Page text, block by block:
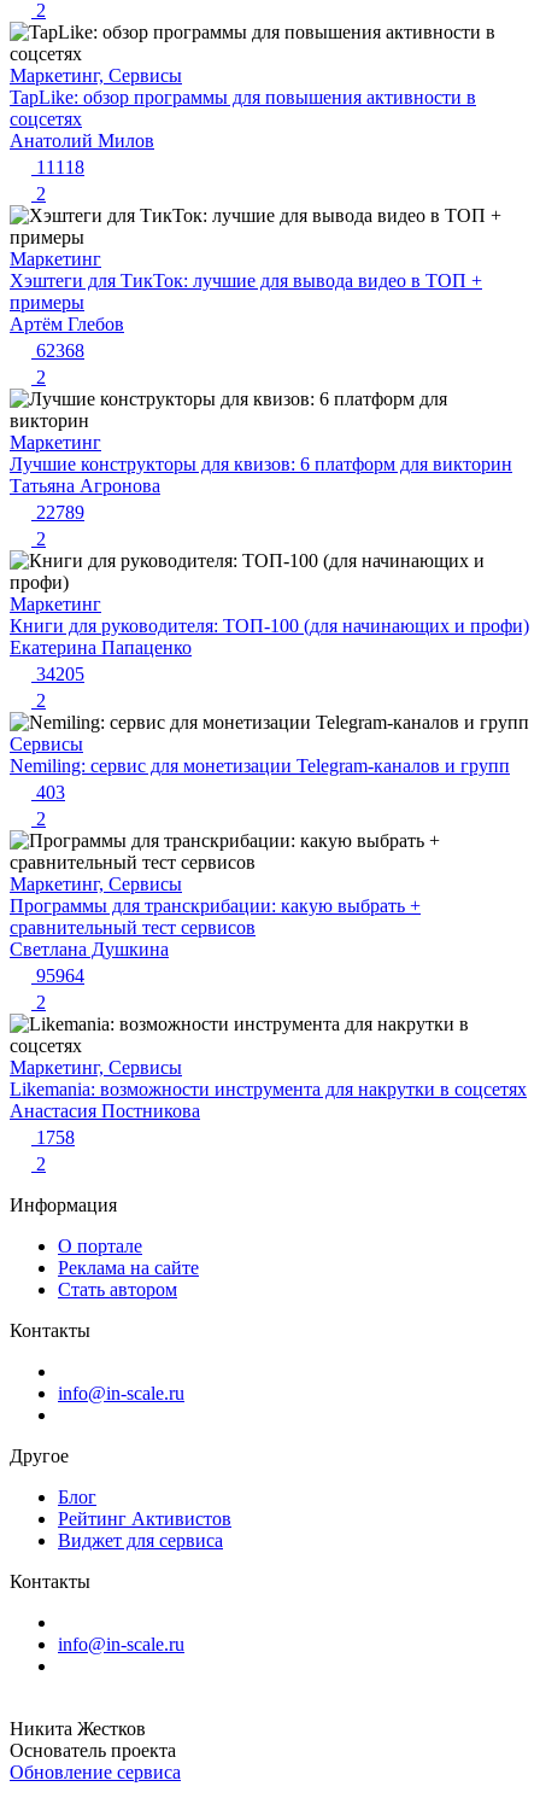
2
Маркетинг, Сервисы
TapLike: обзор программы для повышения активности в
соцсетях
Анатолий Милов
11118
2
Маркетинг
Хэштеги для ТикТок: лучшие для вывода видео в ТОП +
примеры
Артём Глебов
62368
2
Маркетинг
Лучшие конструкторы для квизов: 6 платформ для викторин
Татьяна Агронова
22789
2
Маркетинг
Книги для руководителя: ТОП-100 (для начинающих и профи)
Екатерина Папаценко
34205
2
Сервисы
Nemiling: сервис для монетизации Telegram-каналов и групп
403
2
Маркетинг, Сервисы
Программы для транскрибации: какую выбрать +
сравнительный тест сервисов
Светлана Душкина
95964
2
Маркетинг, Сервисы
Likemania: возможности инструмента для накрутки в соцсетях
Анастасия Постникова
1758
2
Информация
О портале
Реклама на сайте
Стать автором
Контакты
info@in-scale.ru
Другое
Блог
Рейтинг Активистов
Виджет для сервиса
Контакты
info@in-scale.ru
Никита Жестков
Основатель проекта
Обновление сервиса